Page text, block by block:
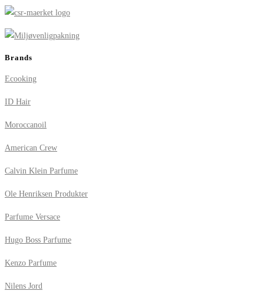
Brands
Ecooking
ID Hair
Moroccanoil
American Crew
Calvin Klein Parfume
Ole Henriksen Produkter
Parfume Versace
Hugo Boss Parfume
Kenzo Parfume
Nilens Jord